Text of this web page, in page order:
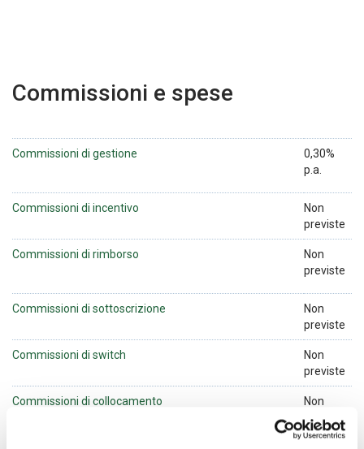
Commissioni e spese
Commissioni di gestione
0,30%
p.a.
Commissioni di incentivo
Non
previste
Commissioni di rimborso
Non
previste
Commissioni di sottoscrizione
Non
previste
Commissioni di switch
Non
previste
Commissioni di collocamento
Non
previste